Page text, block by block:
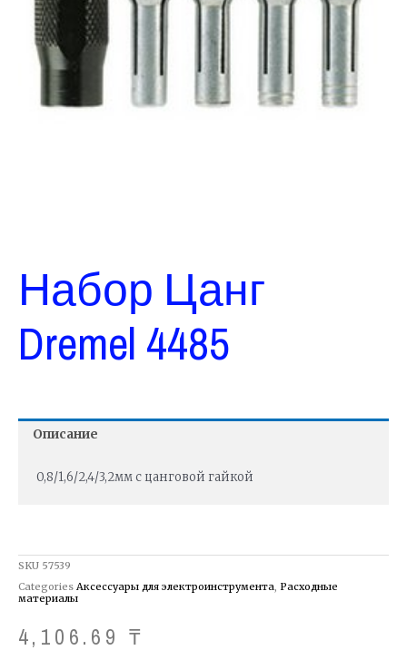
Набор Цанг
Dremel 4485
Описание
0,8/1,6/2,4/3,2мм с цанговой гайкой
SKU 57539
Categories Аксессуары для электроинструмента, Расходные
материалы
4,106.69 ₸